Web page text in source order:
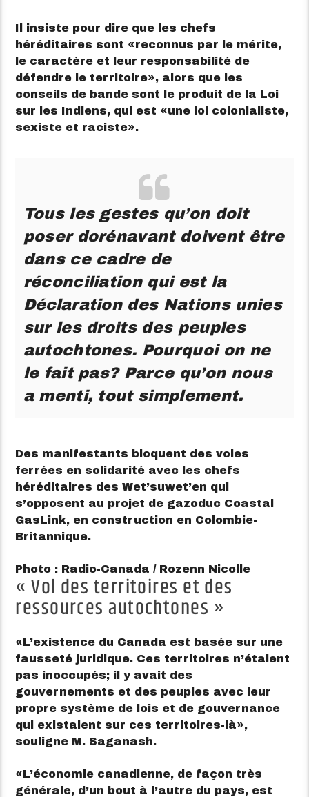
Il insiste pour dire que les chefs
héréditaires sont
reconnus par le mérite,
le caractère et leur responsabilité de
défendre le territoire
, alors que les
conseils de bande sont le produit de la Loi
sur les Indiens, qui est
une loi colonialiste,
sexiste et raciste
.
Tous les gestes qu’on doit
poser dorénavant doivent être
dans ce cadre de
réconciliation qui est la
Déclaration des Nations unies
sur les droits des peuples
autochtones. Pourquoi on ne
le fait pas? Parce qu’on nous
a menti, tout simplement.
Des manifestants bloquent des voies
ferrées en solidarité avec les chefs
héréditaires des Wet’suwet’en qui
s’opposent au projet de gazoduc Coastal
GasLink, en construction en Colombie-
Britannique.
Photo : Radio-Canada / Rozenn Nicolle
« Vol des territoires et des
ressources autochtones »
L’existence du Canada est basée sur une
fausseté juridique. Ces territoires n’étaient
pas inoccupés; il y avait des
gouvernements et des peuples avec leur
propre système de lois et de gouvernance
qui existaient sur ces territoires-là
,
souligne M. Saganash.
L’économie canadienne, de façon très
générale, d’un bout à l’autre du pays, est